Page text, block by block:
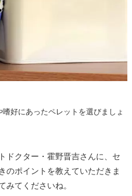
好にあったペレットを選びましょ
ドクター・霍野晋吉さんに、セ
のポイントを教えていただきま
みてくださいね。